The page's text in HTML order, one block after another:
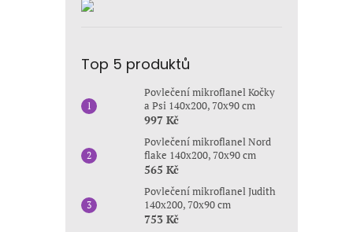
Top 5 produktů
Povlečení mikroflanel Kočky
a Psi 140x200, 70x90 cm
997 Kč
Povlečení mikroflanel Nord
flake 140x200, 70x90 cm
565 Kč
Povlečení mikroflanel Judith
140x200, 70x90 cm
753 Kč